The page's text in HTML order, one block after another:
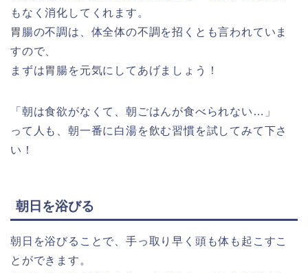
もなく消化してくれます。
胃腸の不調は、体全体の不調を招くとも言われていま
すので、
まずは胃腸を元気にしてあげましょう！
「朝は食欲がなくて、朝ごはんが食べられない…」
って人も、朝一番に白湯を飲む習慣を試してみて下さ
い！
朝日を浴びる
朝日を浴びることで、手っ取り早く頭も体も起こすこ
とができます。